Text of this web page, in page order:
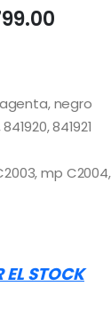
El
S/
negro
841921
mp
EL STOCK